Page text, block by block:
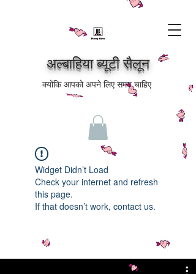
अल्बाहिया ब्यूटी सैलून
क्योंकि आपको अपने लिए समय चाहिए
Widget Didn’t Load
Check your internet and refresh
this page.
If that doesn’t work, contact us.